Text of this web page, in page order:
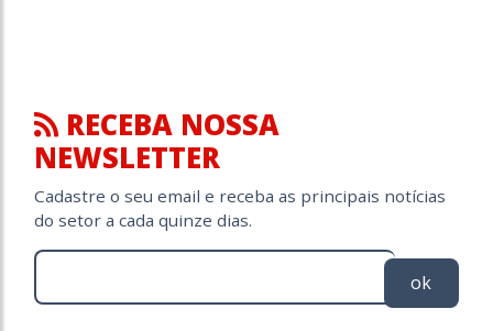
RECEBA NOSSA
NEWSLETTER
Cadastre o seu email e receba as principais notícias
do setor a cada quinze dias.
ok